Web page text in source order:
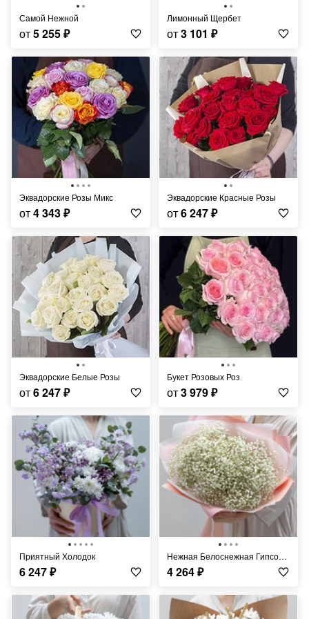
Самой Нежной
от5 255₽
Лимонный Щербет
от3 101 ₽
Эквадорские Розы Микс
от4 343₽
Эквадорские Красные Розы
от6 247₽
Эквадорские Белые Розы
от6 247₽
Букет Розовых Роз
от3 979₽
Приятный Холодок
6 247₽
Нежная Белоснежная Гипсофила
4 264₽